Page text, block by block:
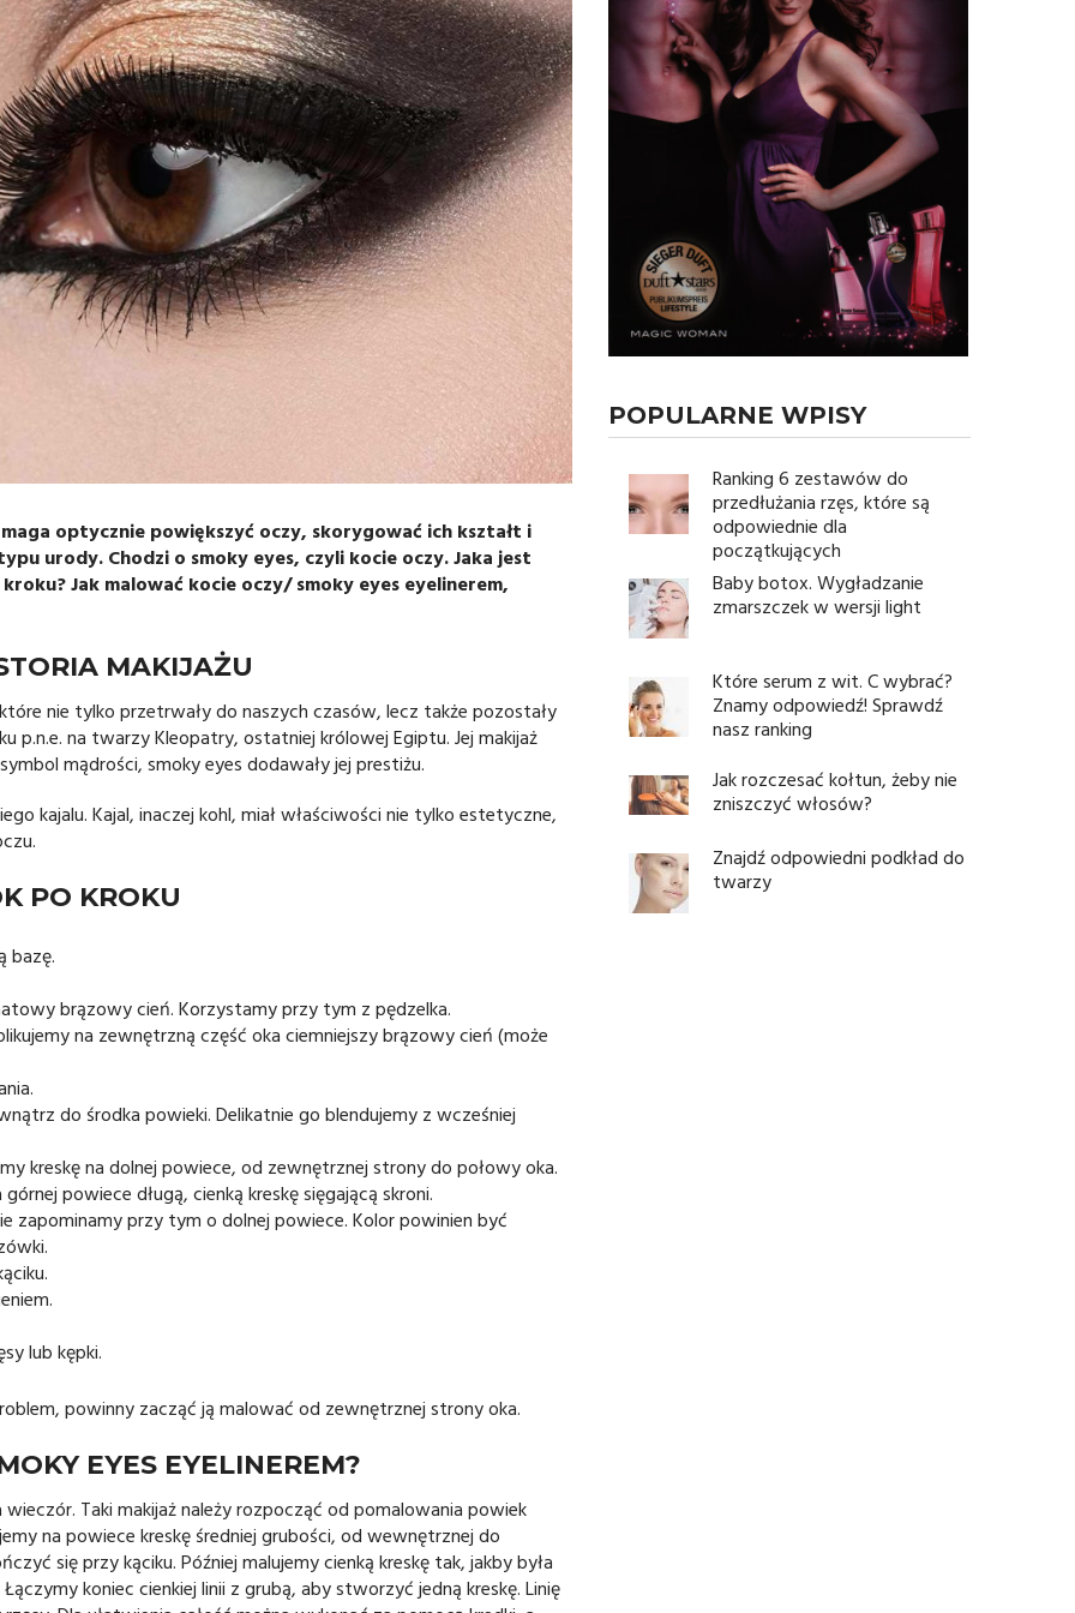
optycznie powiększyć oczy, skorygować ich kształt i
urody. Chodzi o smoky eyes, czyli kocie oczy. Jaka jest
Jak malować kocie oczy/ smoky eyes eyelinerem,
MAKIJAŻU
nie tylko przetrwały do naszych czasów, lecz także pozostały
p.n.e. na twarzy Kleopatry, ostatniej królowej Egiptu. Jej makijaż
mądrości, smoky eyes dodawały jej prestiżu.
kajalu. Kajal, inaczej kohl, miał właściwości nie tylko estetyczne,
PO KROKU
bazę.
brązowy cień. Korzystamy przy tym z pędzelka.
na zewnętrzną część oka ciemniejszy brązowy cień (może
do środka powieki. Delikatnie go blendujemy z wcześniej
kreskę na dolnej powiece, od zewnętrznej strony do połowy oka.
powiece długą, cienką kreskę sięgającą skroni.
zapominamy przy tym o dolnej powiece. Kolor powinien być
lub kępki.
powinny zacząć ją malować od zewnętrznej strony oka.
EYES EYELINEREM?
Taki makijaż należy rozpocząć od pomalowania powiek
na powiece kreskę średniej grubości, od wewnętrznej do
się przy kąciku. Później malujemy cienką kreskę tak, jakby była
koniec cienkiej linii z grubą, aby stworzyć jedną kreskę. Linię
POPULARNE WPISY
Ranking 6 zestawów do
przedłużania rzęs, które są
odpowiednie dla
początkujących
Baby botox. Wygładzanie
zmarszczek w wersji light
Które serum z wit. C wybrać?
Znamy odpowiedź! Sprawdź
nasz ranking
Jak rozczesać kołtun, żeby nie
zniszczyć włosów?
Znajdź odpowiedni podkład do
twarzy